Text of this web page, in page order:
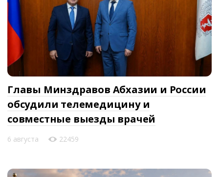
Главы Минздравов Абхазии и России
обсудили телемедицину и
совместные выезды врачей
6 августа 22459